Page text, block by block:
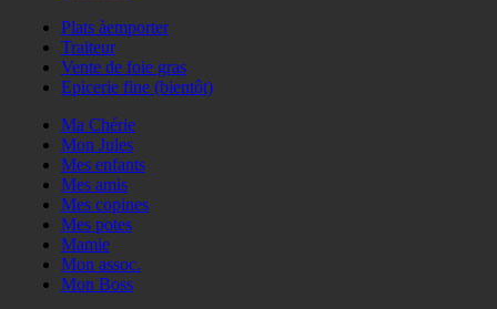
Plats àemporter
Traiteur
Vente de foie gras
Epicerie fine (bientôt)
Ma Chérie
Mon Jules
Mes enfants
Mes amis
Mes copines
Mes potes
Mamie
Mon assoc.
Mon Boss